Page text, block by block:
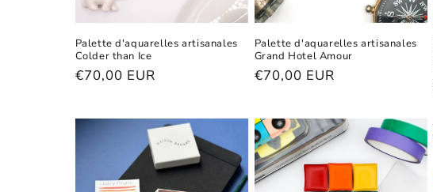
n
:
Palette d'aquarelles artisanales
Colder than Ice
Prix
€70,00 EUR
Palette d'aquarelles artisanales
Grand Hotel Amour
Prix
€70,00 EUR